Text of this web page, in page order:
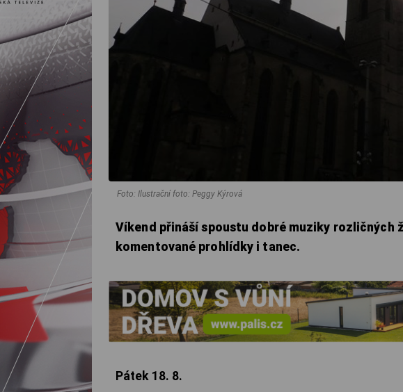
Foto: Ilustrační foto: Peggy Kýrová
Víkend přináší spoustu dobré muziky rozličných
komentované prohlídky i tanec.
Pátek 18. 8.